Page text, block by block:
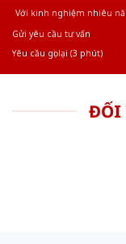
Với kinh nghiệm nhiêu
Gửi yêu cầu tư vấn
Yêu cầu gọi lại (3 phút)
ĐỐI